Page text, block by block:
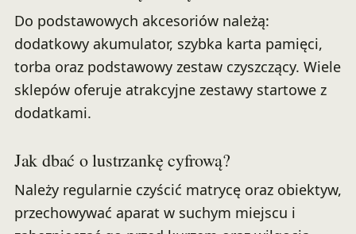
Do podstawowych akcesoriów należą:
dodatkowy akumulator, szybka karta pamięci,
torba oraz podstawowy zestaw czyszczący. Wiele
sklepów oferuje atrakcyjne zestawy startowe z
dodatkami.
Jak dbać o lustrzankę cyfrową?
Należy regularnie czyścić matrycę oraz obiektyw,
przechowywać aparat w suchym miejscu i